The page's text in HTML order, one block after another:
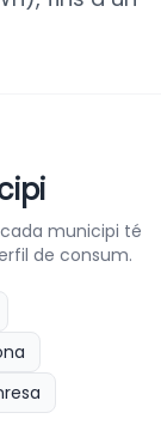
municipi té
de consum.